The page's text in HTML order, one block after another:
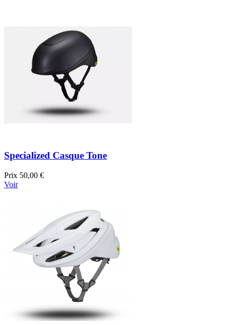
Specialized Casque Tone
Prix 50,00 €
Voir